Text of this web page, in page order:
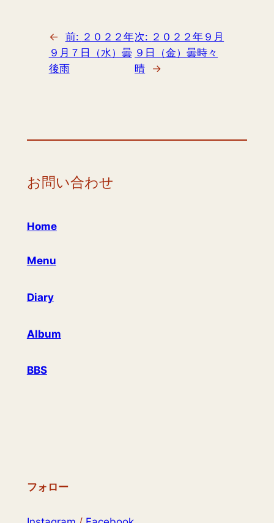
← 前: ２０２２年
９月７日（水）曇
後雨
次: ２０２２年９月
９日（金）曇時々
晴
→
お問い合わせ
Home
Menu
Diary
Album
BBS
フォロー